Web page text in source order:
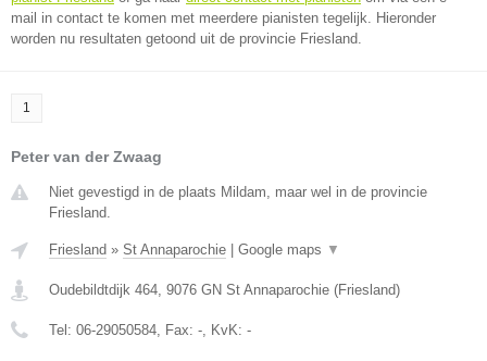
mail in contact te komen met meerdere pianisten tegelijk. Hieronder
worden nu resultaten getoond uit de provincie Friesland.
1
Peter van der Zwaag
Niet gevestigd in de plaats Mildam, maar wel in de provincie
Friesland.
Friesland » St Annaparochie Google maps ▼
Oudebildtdijk 464, 9076 GN St Annaparochie (Friesland)
Tel: 06-29050584, Fax: -, KvK: -